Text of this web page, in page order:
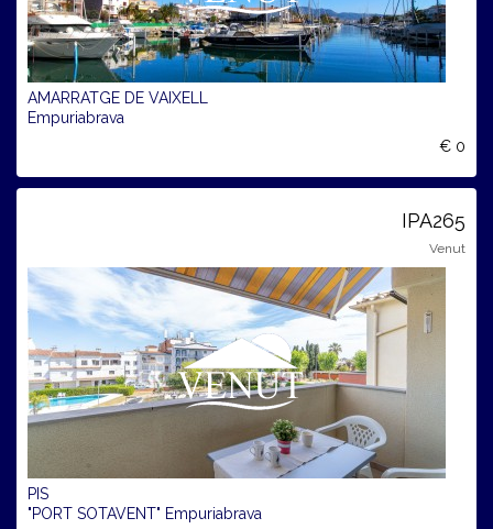
AMARRATGE DE VAIXELL
Empuriabrava
€ 0
IPA265
Venut
PIS
"PORT SOTAVENT" Empuriabrava